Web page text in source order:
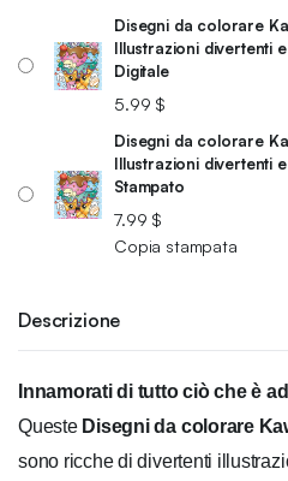
Disegni da colorare
Illustrazioni divertenti
Digitale
5.99 $
Disegni da colorare
Illustrazioni divertenti
Stampato
7.99 $
Copia stampata
Descrizione
Innamorati di tutto ciò che è
Queste Disegni da colorare
sono ricche di divertenti